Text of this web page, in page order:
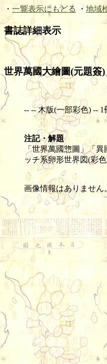
・ 一覧表示にもどる ・ 地域
書誌詳細表示
世界萬國大繪圖(元題簽)
-- -- 木版(一部彩色) -- 1
注記・解題
「世界萬國惣圖」「
ッチ系卵形世界図(彩
画像情報はありません